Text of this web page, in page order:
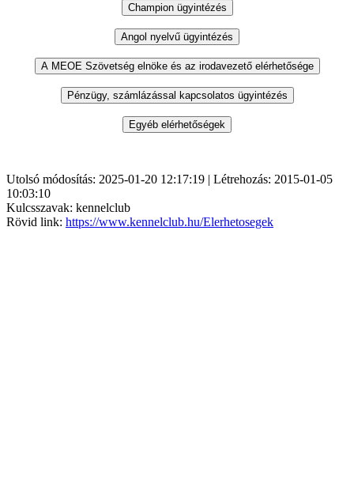
Utolsó módosítás: 2025-01-20 12:17:19 | Létrehozás: 2015-01-05
10:03:10
Kulcsszavak: kennelclub
Rövid link: https://www.kennelclub.hu/Elerhetosegek